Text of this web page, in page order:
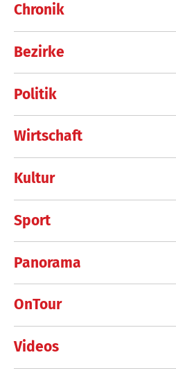
Chronik
Bezirke
Politik
Wirtschaft
Kultur
Sport
Panorama
OnTour
Videos